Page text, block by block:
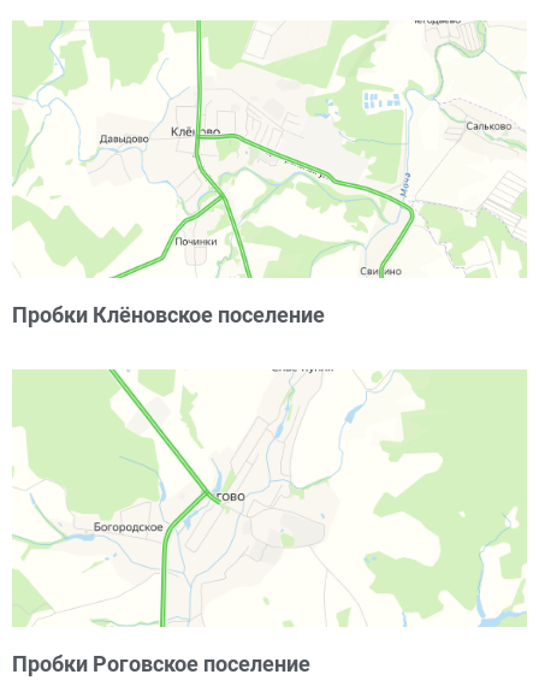
Пробки Клёновское поселение
Пробки Роговское поселение